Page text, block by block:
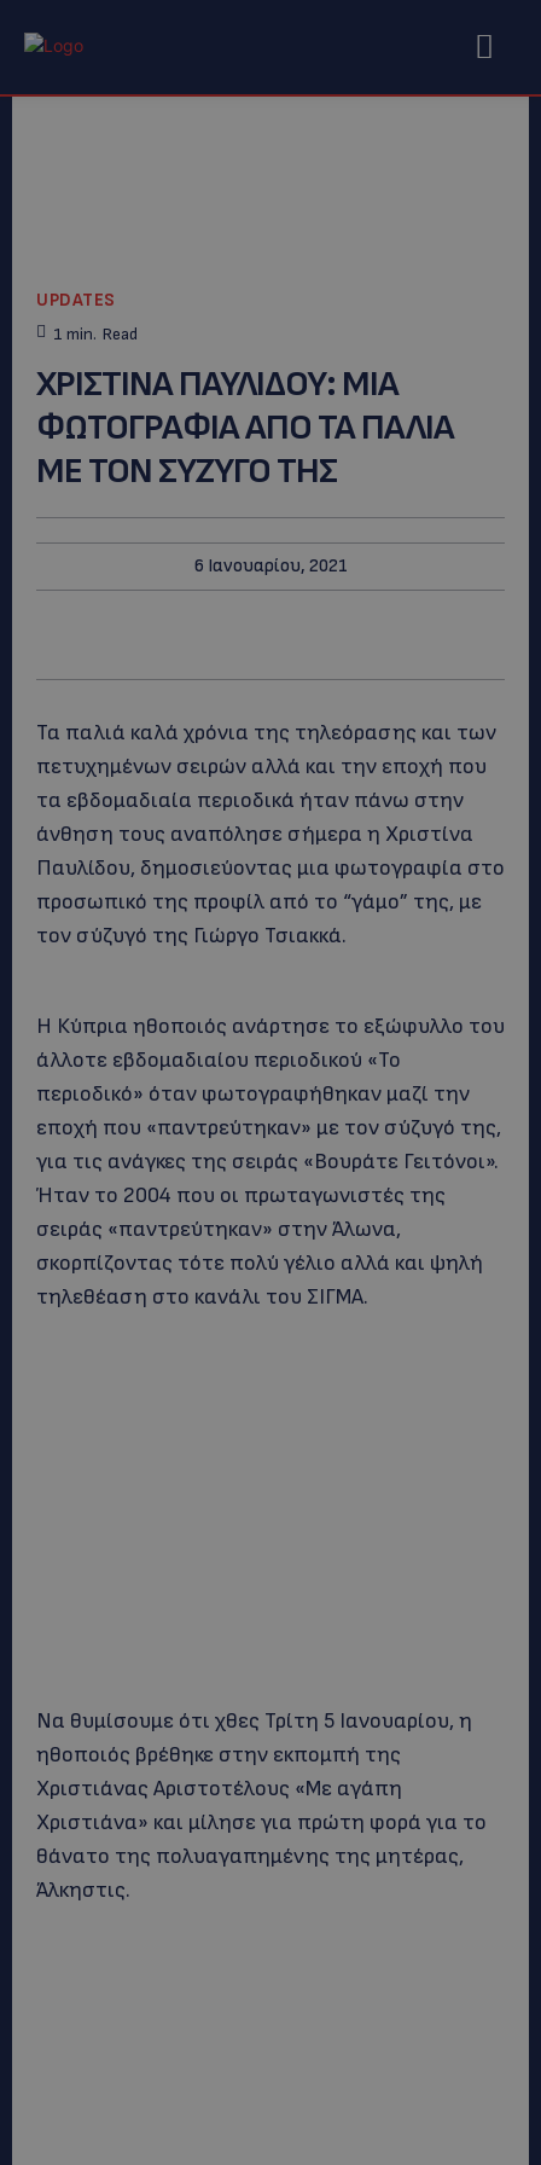
UPDATES
1 min. Read
ΧΡΙΣΤΙΝΑ ΠΑΥΛΙΔΟΥ: MIA
ΦΩΤΟΓΡΑΦΙΑ ΑΠΟ ΤΑ ΠΑΛΙΑ
ΜΕ ΤΟΝ ΣΥΖΥΓΟ ΤΗΣ
6 Ιανουαρίου, 2021
Τα παλιά καλά χρόνια της τηλεόρασης και των
πετυχημένων σειρών αλλά και την εποχή που
τα εβδομαδιαία περιοδικά ήταν πάνω στην
άνθηση τους αναπόλησε σήμερα η Χριστίνα
Παυλίδου, δημοσιεύοντας μια φωτογραφία στο
προσωπικό της προφίλ από το “γάμο” της, με
τον σύζυγό της Γιώργο Τσιακκά.
Η Κύπρια ηθοποιός ανάρτησε το εξώφυλλο του
άλλοτε εβδομαδιαίου περιοδικού «Το
περιοδικό» όταν φωτογραφήθηκαν μαζί την
εποχή που «παντρεύτηκαν» με τον σύζυγό της,
για τις ανάγκες της σειράς «Βουράτε Γειτόνοι».
Ήταν το 2004 που οι πρωταγωνιστές της
σειράς «παντρεύτηκαν» στην Άλωνα,
σκορπίζοντας τότε πολύ γέλιο αλλά και ψηλή
τηλεθέαση στο κανάλι του ΣΙΓΜΑ.
Να θυμίσουμε ότι χθες Τρίτη 5 Ιανουαρίου, η
ηθοποιός βρέθηκε στην εκπομπή της
Χριστιάνας Αριστοτέλους «Με αγάπη
Χριστιάνα» και μίλησε για πρώτη φορά για το
θάνατο της πολυαγαπημένης της μητέρας,
Άλκηστις.